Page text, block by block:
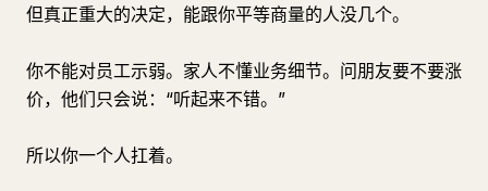
但真正重大的决定，能跟你平等商量的人没几个。
你不能对员工示弱。家人不懂业务细节。问朋友要不要涨
价，他们只会说：“听起来不错。”
所以你一个人扛着。